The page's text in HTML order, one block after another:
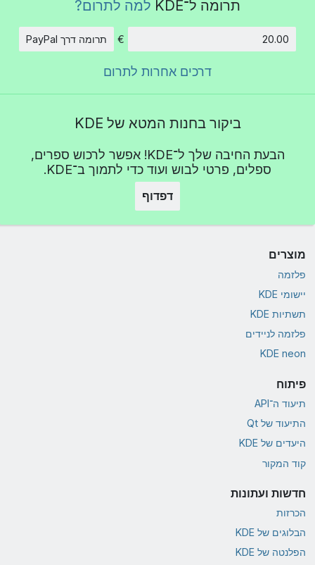
תרומה ל־KDE למה לתרום?
€ תרומה דרך PayPal
דרכים אחרות לתרום
ביקור בחנות המטא של KDE
הבעת החיבה שלך ל־KDE! אפשר לרכוש ספרים,
ספלים, פרטי לבוש ועוד כדי לתמוך ב־KDE.
דפדוף
מוצרים
פלזמה
יישומי KDE
תשתיות KDE
פלזמה לניידים
KDE neon
פיתוח
תיעוד ה־API
התיעוד של Qt
היעדים של KDE
קוד המקור
חדשות ועתונות
הכרזות
הבלוגים של KDE
הפלנטה של KDE